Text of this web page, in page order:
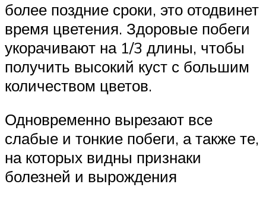
более поздние сроки, это отодвинет
время цветения. Здоровые побеги
укорачивают на 1/3 длины, чтобы
получить высокий куст с большим
количеством цветов.
Одновременно вырезают все
слабые и тонкие побеги, а также те,
на которых видны признаки
болезней и вырождения